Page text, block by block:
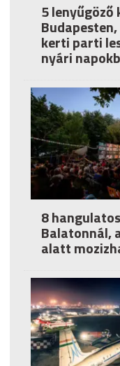
5
kerti parti
nyári
8
Balatonnál,
alatt